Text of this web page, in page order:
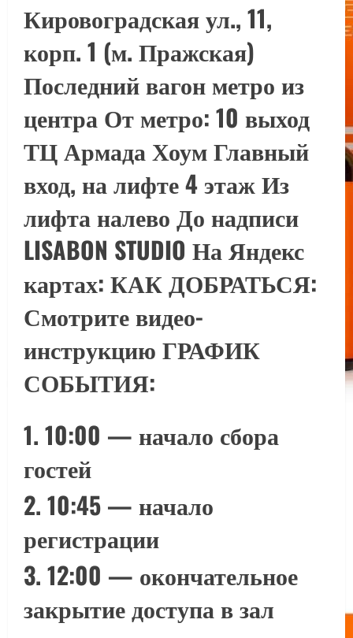
Кировоградская ул., 11,
корп. 1 (м. Пражская)
Последний вагон метро из
центра От метро: 10 выход
ТЦ Армада Хоум Главный
вход, на лифте 4 этаж Из
лифта налево До надписи
LISABON STUDIO На Яндекс
картах: КАК ДОБРАТЬСЯ:
Смотрите видео-
инструкцию ГРАФИК
СОБЫТИЯ:
10:00 — начало сбора
гостей
10:45 — начало
регистрации
12:00 — окончательное
закрытие доступа в зал